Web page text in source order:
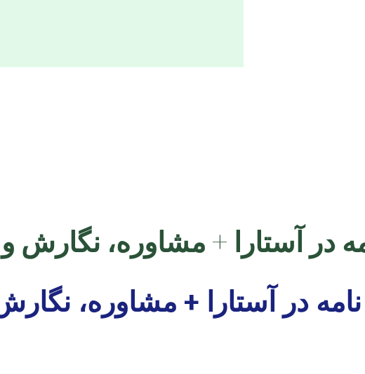
در آستارا + مشاوره،
نامه در آستارا + مشاوره،